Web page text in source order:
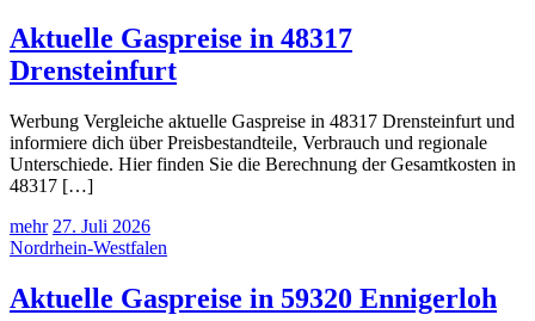
Aktuelle Gaspreise in 48317
Drensteinfurt
Werbung Vergleiche aktuelle Gaspreise in 48317 Drensteinfurt und
informiere dich über Preisbestandteile, Verbrauch und regionale
Unterschiede. Hier finden Sie die Berechnung der Gesamtkosten in
48317 […]
mehr 27. Juli 2026
Nordrhein-Westfalen
Aktuelle Gaspreise in 59320 Ennigerloh